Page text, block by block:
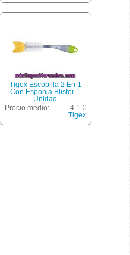
Tigex Escobilla 2 En 1
Con Esponja Blister 1
Unidad
Precio medio:
4.1 €
Tigex